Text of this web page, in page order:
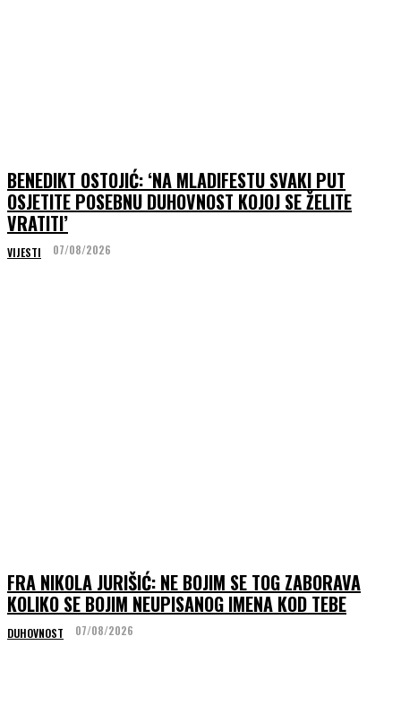
BENEDIKT OSTOJIĆ: ‘NA MLADIFESTU SVAKI PUT
OSJETITE POSEBNU DUHOVNOST KOJOJ SE ŽELITE
VRATITI’
VIJESTI 07/08/2026
FRA NIKOLA JURIŠIĆ: NE BOJIM SE TOG ZABORAVA
KOLIKO SE BOJIM NEUPISANOG IMENA KOD TEBE
DUHOVNOST 07/08/2026